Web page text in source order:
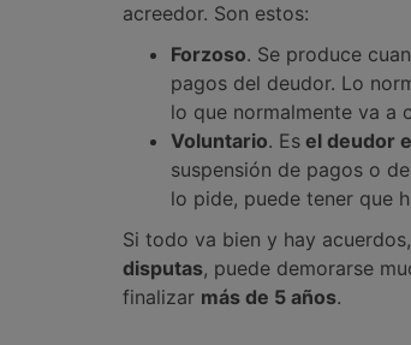
acreedor. Son estos:
Forzoso. Se produce
pagos del deudor. Lo
lo que normalmente va a
Voluntario. Es el deudor
suspensión de pagos o
lo pide, puede tener que
Si todo va bien y hay acuerdos,
disputas, puede demorarse
finalizar más de 5 años.